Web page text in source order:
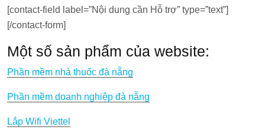
[contact-field label=”Nội dung cần Hỗ trợ” type=”text”]
[/contact-form]
Một số sản phẩm của website:
Phần mềm nhà thuốc đà nẵng
Phần mềm doanh nghiệp đà nẵng
Lắp Wifi Viettel